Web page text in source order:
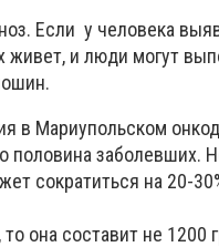
Если у человека
живет, и люди могут
в Мариупольском
заболевших.
сократиться на 20-
она составит не 1200